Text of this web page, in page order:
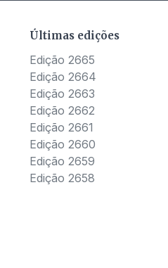
Últimas edições
Edição 2665
Edição 2664
Edição 2663
Edição 2662
Edição 2661
Edição 2660
Edição 2659
Edição 2658